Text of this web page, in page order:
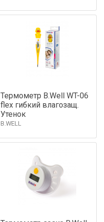
Термометр B.Well WT-06
flex гибкий влагозащ.
Утенок
B.WELL